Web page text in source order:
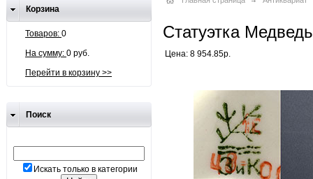
Корзина
Товаров: 0
На сумму: 0 руб.
Перейти в корзину >>
Поиск
Искать только в категории
Статуэтка
Цена: 8 954.85р.